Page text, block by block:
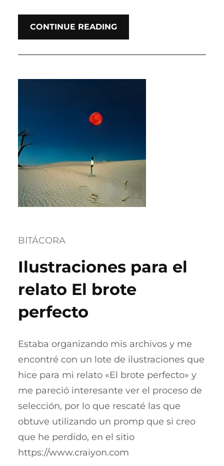
CONTINUE READING
BITÁCORA
Ilustraciones para el
relato El brote
perfecto
Estaba organizando mis archivos y me
encontré con un lote de ilustraciones que
hice para mi relato «El brote perfecto» y
me pareció interesante ver el proceso de
selección, por lo que rescaté las que
obtuve utilizando un promp que si creo
que he perdido, en el sitio
https://www.craiyon.com